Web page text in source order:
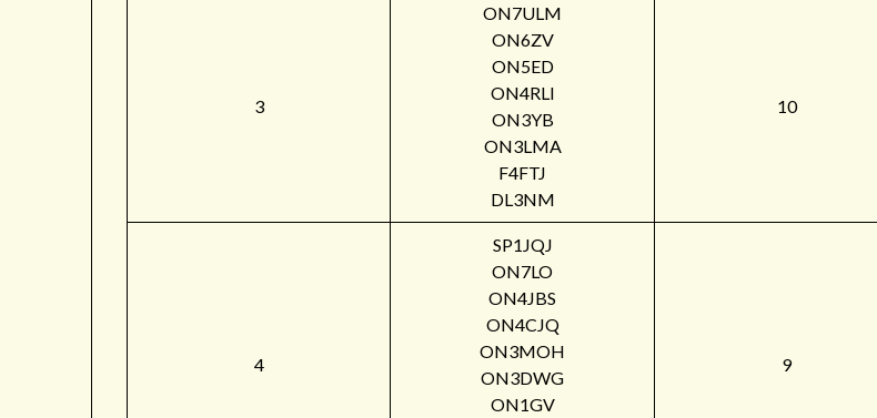
3
ON7ULM
ON6ZV
ON5ED
ON4RLI
ON3YB
ON3LMA
F4FTJ
DL3NM
10
4
SP1JQJ
ON7LO
ON4JBS
ON4CJQ
ON3MOH
ON3DWG
ON1GV
9